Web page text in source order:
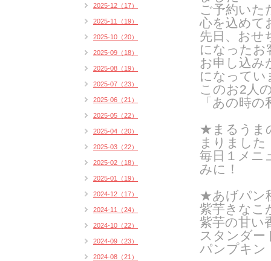
ご予約いた
心を込めて
先日、おせ
になったお
お申し込み
になってい
このお2人
「あの時
★まるうま
まりました
毎日１メニ
みに！
★あげパン
紫芋きなこ
紫芋の甘い
スタンダー
パンプキン
2025-12（17）
2025-11（19）
2025-10（20）
2025-09（18）
2025-08（19）
2025-07（23）
2025-06（21）
2025-05（22）
2025-04（20）
2025-03（22）
2025-02（18）
2025-01（19）
2024-12（17）
2024-11（24）
2024-10（22）
2024-09（23）
2024-08（21）